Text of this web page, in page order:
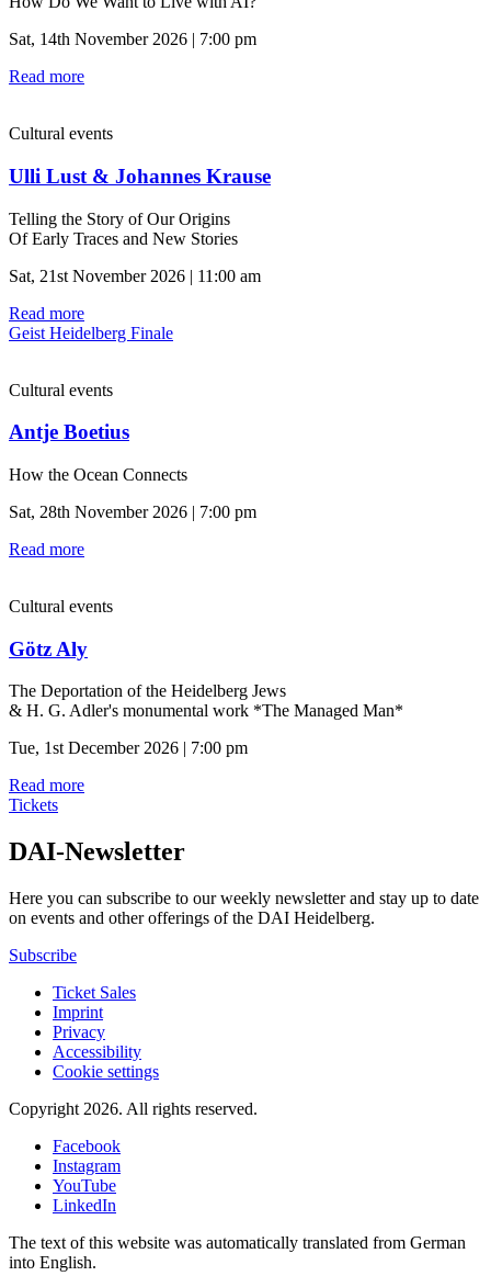
Sat, 14th November 2026 | 7:00 pm
Read more
Cultural events
Ulli Lust & Johannes Krause
Telling the Story of Our Origins
Of Early Traces and New Stories
Sat, 21st November 2026 | 11:00 am
Read more
Geist Heidelberg Finale
Cultural events
Antje Boetius
How the Ocean Connects
Sat, 28th November 2026 | 7:00 pm
Read more
Cultural events
Götz Aly
The Deportation of the Heidelberg Jews
& H. G. Adler's monumental work *The Managed Man*
Tue, 1st December 2026 | 7:00 pm
Read more
Tickets
DAI-Newsletter
Here you can subscribe to our weekly newsletter and stay up to date
on events and other offerings of the DAI Heidelberg.
Subscribe
Ticket Sales
Imprint
Privacy
Accessibility
Cookie settings
Copyright 2026. All rights reserved.
Facebook
Instagram
YouTube
LinkedIn
The text of this website was automatically translated from German
into English.